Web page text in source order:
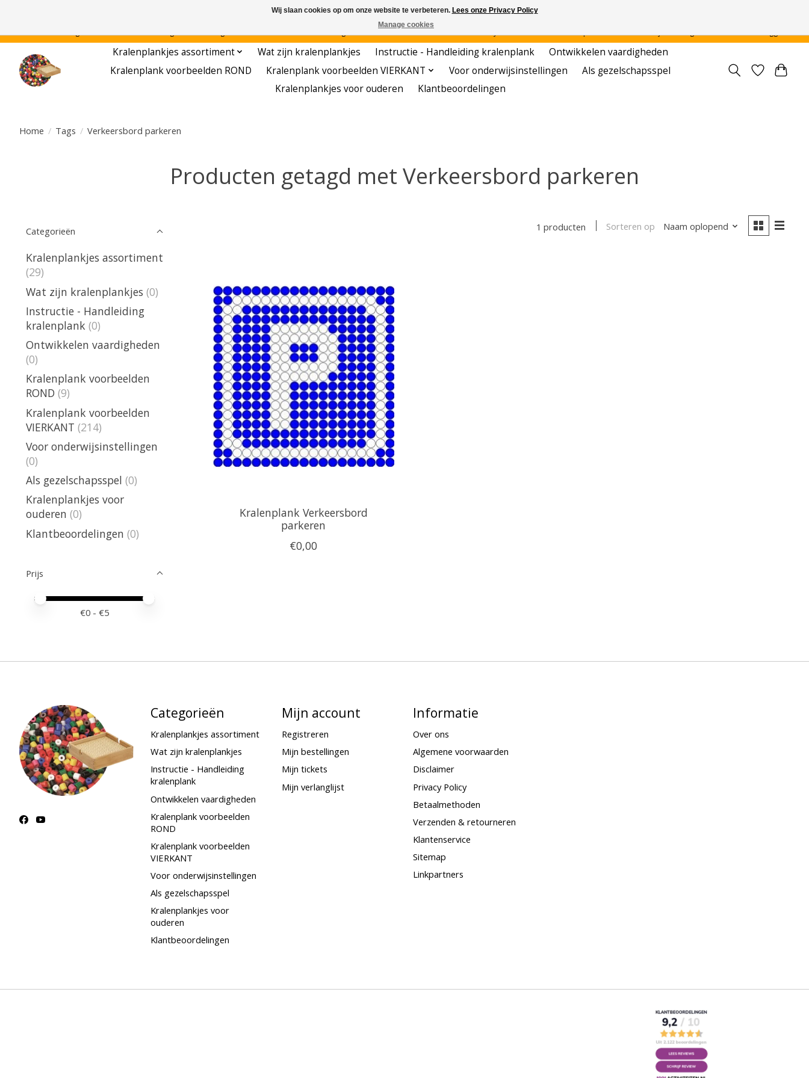
Kralenplankjes assortiment Wat zijn kralenplankjes Instructie - Handleiding kralenplank
Ontwikkelen vaardigheden
Kralenplank voorbeelden ROND
Kralenplank voorbeelden VIERKANT Voor onderwijsinstellingen
Als gezelschapsspel
Kralenplankjes voor ouderen
Klantbeoordelingen
Home / Tags / Verkeersbord parkeren
Producten getagd met Verkeersbord parkeren
Categorieën
Kralenplankjes assortiment
(29)
Wat zijn kralenplankjes (0)
Instructie - Handleiding
kralenplank (0)
Ontwikkelen vaardigheden
(0)
Kralenplank voorbeelden
ROND (9)
Kralenplank voorbeelden
VIERKANT (214)
Voor onderwijsinstellingen
(0)
Als gezelschapsspel (0)
Kralenplankjes voor
ouderen (0)
Klantbeoordelingen (0)
Prijs
Minimale prijswaarde
Price maximum value
€0 - €5
1 producten Sorteren op Naam oplopend
Kralenplank Verkeersbord
parkeren
€0,00
Categorieën
Kralenplankjes assortiment
Wat zijn kralenplankjes
Instructie - Handleiding
kralenplank
Ontwikkelen vaardigheden
Kralenplank voorbeelden
ROND
Kralenplank voorbeelden
VIERKANT
Voor onderwijsinstellingen
Als gezelschapsspel
Kralenplankjes voor
ouderen
Klantbeoordelingen
Mijn account
Registreren
Mijn bestellingen
Mijn tickets
Mijn verlanglijst
Informatie
Over ons
Algemene voorwaarden
Disclaimer
Privacy Policy
Betaalmethoden
Verzenden & retourneren
Klantenservice
Sitemap
Linkpartners
Wij slaan cookies op om onze website te verbeteren. Lees onze Privacy Policy
Manage cookies